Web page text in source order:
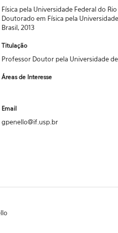
Física pela Universidade Federal do
Doutorado em Física pela
Brasil, 2013
Titulação
Professor Doutor pela Universidade
Áreas de Interesse
Email
gpenello@if.usp.br